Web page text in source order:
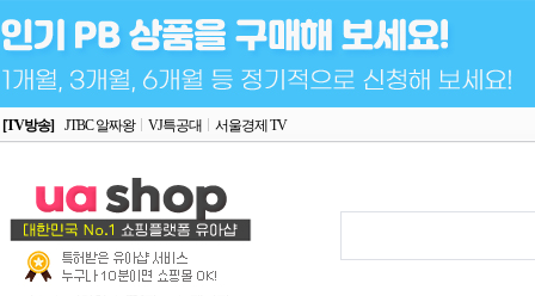
[TV방송] JTBC 알짜왕 VJ특공대 서울경제 TV